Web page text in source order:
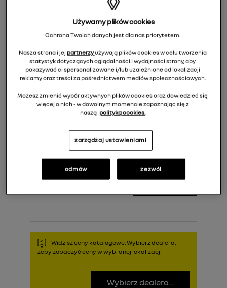
Cena rekomendowana: 1 419,00 zł
Widzisz ceny katalogowe. Wybierz dealera,
żeby zobaczyć ceny w wybranej lokalizacji
Wybierz dealera...
Używamy plików cookies
Ochrona Twoich danych jest dla nas priorytetem.
Nasza strona i jej partnerzyużywają plików cookies w celu tworzenia
statystyk dotyczących oglądalności i wydajności strony, aby
pokazywać ci spersonalizowane i/lub uzależnione od lokalizacji
reklamy oraz treści za pośrednictwem mediów społecznościowych.
Możesz zmienić wybór aktywnych plików cookies oraz dowiedzieć się
więcej o nich - w dowolnym momencie zapoznając się z
naszą polityką cookies.
zarządzaj ustawieniami
odmów zezwól